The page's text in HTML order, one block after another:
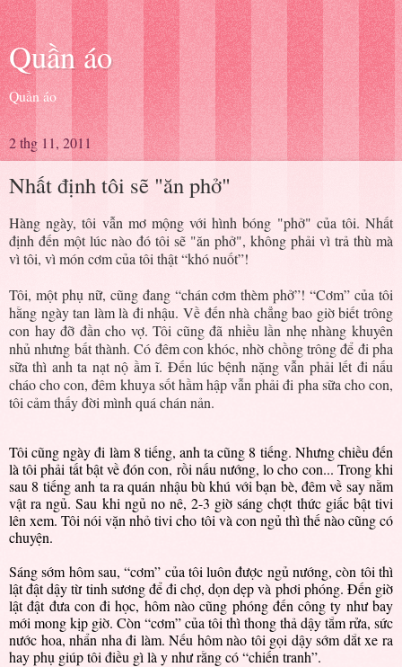
Quần áo
Quần áo
2 thg 11, 2011
Nhất định tôi sẽ "ăn phở"
Hàng ngày, tôi vẫn mơ mộng với hình bóng "phở" của tôi. Nhất
định đến một lúc nào đó tôi sẽ "ăn phở", không phải vì trả thù mà
vì tôi, vì món cơm của tôi thật “khó nuốt”!
Tôi, một phụ nữ, cũng đang “chán cơm thèm phở”! “Cơm” của tôi
hằng ngày tan làm là đi nhậu. Về đến nhà chẳng bao giờ biết trông
con hay đỡ đần cho vợ. Tôi cũng đã nhiều lần nhẹ nhàng khuyên
nhủ nhưng bất thành. Có đêm con khóc, nhờ chồng trông để đi pha
sữa thì anh ta nạt nộ ầm ĩ. Đến lúc bệnh nặng vẫn phải lết đi nấu
cháo cho con, đêm khuya sốt hầm hập vẫn phải đi pha sữa cho con,
tôi cảm thấy đời mình quá chán nản.
Tôi cũng ngày đi làm 8 tiếng, anh ta cũng 8 tiếng. Nhưng chiều đến
là tôi phải tất bật về đón con, rồi nấu nướng, lo cho con... Trong khi
sau 8 tiếng anh ta ra quán nhậu bù khú với bạn bè, đêm về say nằm
vật ra ngủ. Sau khi ngủ no nê, 2-3 giờ sáng chợt thức giấc bật tivi
lên xem. Tôi nói vặn nhỏ tivi cho tôi và con ngủ thì thế nào cũng có
chuyện.
Sáng sớm hôm sau, “cơm” của tôi luôn được ngủ nướng, còn tôi thì
lật đật dậy từ tinh sương để đi chợ, dọn dẹp và phơi phóng. Đến giờ
lật đật đưa con đi học, hôm nào cũng phóng đến công ty như bay
mới mong kịp giờ. Còn “cơm” của tôi thì thong thả dậy tắm rửa, sức
nước hoa, nhẩn nha đi làm. Nếu hôm nào tôi gọi dậy sớm dắt xe ra
hay phụ giúp tôi điều gì là y như rằng có “chiến tranh”.